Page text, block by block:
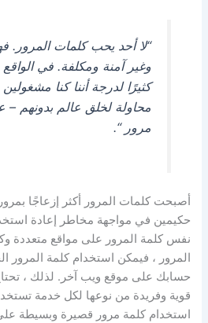
“لا أحد يحب كلمات المرور.
وغير آمنة ومكلفة. في
كثيرًا لدرجة أننا كنا
محاولة لخلق عالم بدونهم –
مرور “.
أصبحت كلمات المرور أكثر إزعاجًا
حكيمين في مواجهة مخاطر إعادة
نفس كلمة المرور على مواقع متعددة
المرور ، فيمكن استخدام كلمة المرور
حسابك على موقع ويب آخر. لذلك ،
قوية وفريدة من نوعها لكل خدمة
استخدام كلمة مرور قصيرة وبسيطة